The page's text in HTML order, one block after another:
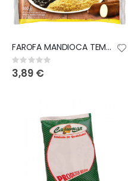
FAROFA MANDIOCA TEMPERADA YOKI 400G
Rating:
0%
3,89 €